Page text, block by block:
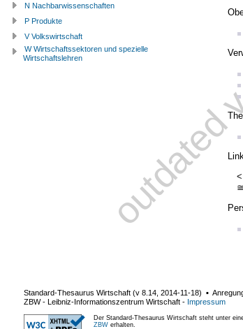
<
≅
N Nachbarwissenschaften
P Produkte
V Volkswirtschaft
W Wirtschaftssektoren und spezielle
Wirtschaftslehren
Standard-Thesaurus Wirtschaft (v 8.14 2014-11-18) ▪
ZBW - Leibniz-Informationszentrum Wirtschaft - Impressum
Der Standard-Thesaurus Wirtschaft steht unter
ZBW erhalten.